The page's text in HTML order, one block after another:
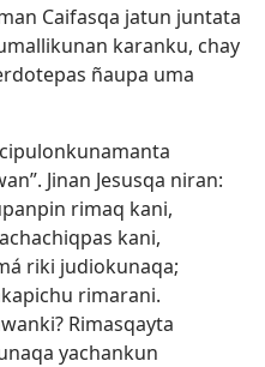
Caifasqa jatun juntata
karanku, chay
ñaupa uma
Jinan Jesusqa niran:
rimaq kani,
kani,
riki judiokunaqa;
rimarani.
Rimasqayta
yachankun